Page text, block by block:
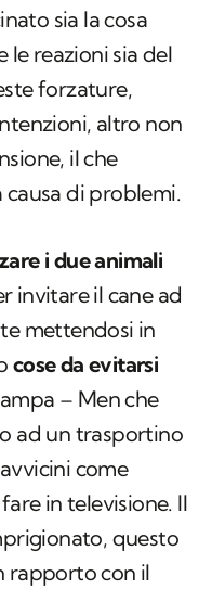
sia la cosa
le reazioni sia del
forzature,
altro non
il che
di problemi.
i due animali
invitare il cane ad
mettendosi in
cose da evitarsi
– Men che
ad un trasportino
come
in televisione. Il
questo
rapporto con il